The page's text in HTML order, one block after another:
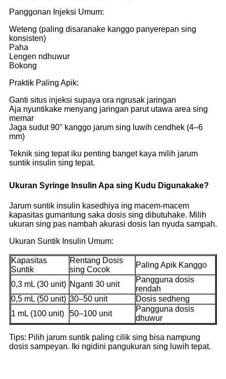
Panggonan Injeksi Umum:
Weteng (paling disaranake kanggo panyerepan sing
konsisten)
Paha
Lengen ndhuwur
Bokong
Praktik Paling Apik:
Ganti situs injeksi supaya ora ngrusak jaringan
Aja nyuntikake menyang jaringan parut utawa area sing
memar
Jaga sudut 90° kanggo jarum sing luwih cendhek (4–6
mm)
Teknik sing tepat iku penting banget kaya milih jarum
suntik insulin sing tepat.
Ukuran Syringe Insulin Apa sing Kudu Digunakake?
Jarum suntik insulin kasedhiya ing macem-macem
kapasitas gumantung saka dosis sing dibutuhake. Milih
ukuran sing pas nambah akurasi dosis lan nyuda sampah.
Ukuran Suntik Insulin Umum:
Kapasitas
Suntik
Rentang Dosis
sing Cocok
Paling Apik Kanggo
0,3 mL (30 unit) Nganti 30 unit
Pangguna dosis
rendah
0,5 mL (50 unit) 30–50 unit
Dosis sedheng
1 mL (100 unit)
50–100 unit
Pangguna dosis
dhuwur
Tips: Pilih jarum suntik paling cilik sing bisa nampung
dosis sampeyan. Iki ngidini pangukuran sing luwih tepat.